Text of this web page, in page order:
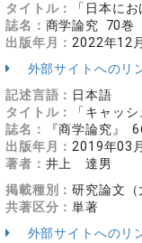
タイトル：
「日本に
誌名： 商学論究 70巻
出版年月： 2022年12月
外部サイトへのリ
記述言語： 日本語
タイトル：
「キャッ
誌名：
『商学論究』
出版年月： 2019年03月
著者： 井上 達男
掲載種別：研究論文（
共著区分：単著
外部サイトへのリ